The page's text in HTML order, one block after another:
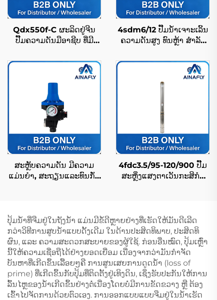
Qdx550f-C ຜະລິດຢູ່ຈີນ
ປັ໊ມຄວາມດັນມືອາຊີບ ທີ່ມີ
ນ້ຳໃນລະດັບ IP68
4sdm6/12 ປັ໊ມນ້ຳເຈາະເລິ້ນ
ຄວາມດັນສູງ ທົນຫຼ້າ ສຳລັບ
ແລະ ເຂດຢູ່ອາໄສ
ສະຫຼັບຄວາມດັນ ມີຄວາມ
ແມ່ນຍໍາ, ສະຖຽນແລະທົນກັ່ວ
4fdc3.5/95-120/900 ປັ໊ມ
ສະຫຼິ່ງແສງຕາເວັນກະສິກໍາ
ປຸ້ມນ້ຳທີ່ຈືມຢູ່ໃນຖັງນ້ຳ ແມ່ນມີຂໍ້ດີຫຼາຍຢ່າງທີ່ເຮັດໃຫ້ມັນດີເລີດ
ກວ່າວິທີການສູບນ້ຳແບບດັ້ງເດີມ ໃນດ້ານປະສິດທິພາບ, ປະສິດທິ
ຜົນ, ແລະ ຄວາມສະດວກສະບາຍຂອງຜູ້ໃຊ້. ກ່ອນອື່ນໝົດ, ປຸ້ມເຫຼົ່າ
ນີ້ໃຫ້ຄວາມເຊື່ອຖືໄດ້ຢ່າງຍອດເຍື່ອມ ເນື່ອງຈາກວ່າມັນກຳຈັດ
ບັນຫາທີ່ເກີດຂຶ້ນເລື້ອຍໆຄື ການສູນເສຍການດູດນ້ຳ (loss of
prime) ທີ່ເກີດຂຶ້ນກັບປຸ້ມທີ່ຕິດຕັ້ງຢູ່ເທິງດິນ, ເຊິ່ງຮັບປະກັນໃຫ້ການ
ລົ້ນໄຫຼຂອງນ້ຳເກີດຂຶ້ນຢ່າງຕໍ່ເນື່ອງໂດຍບໍ່ມີການຂັດຂວາງ ຫຼື ຕ້ອງ
ເຂົ້າໄປຈັດການດ້ວຍຕົວເອງ. ການອອກແບບແບບຈືມຢູ່ໃນນ້ຳເຮັດ